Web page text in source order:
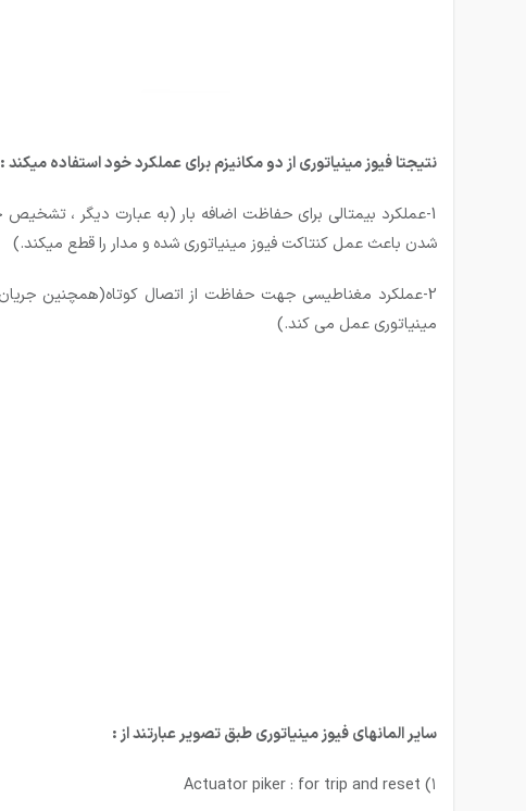
نتیجتا فیوز مینیاتوری از دو مکانیزم برای عملکرد خود استفاده میکند :
شدن باعث عمل کنتاکت فیوز مینیاتوری شده و مدار را قطع میکند.)
مینیاتوری عمل می کند.)
سایر المانهای فیوز مینیاتوری طبق تصویر عبارتند از :
۱) Actuator piker : for trip and reset